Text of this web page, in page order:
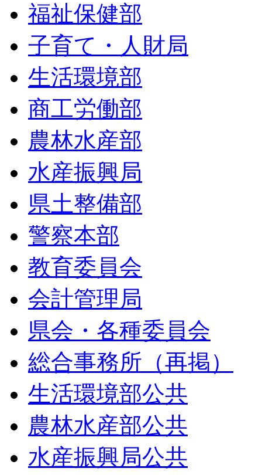
福祉保健部
子育て・人財局
生活環境部
商工労働部
農林水産部
水産振興局
県土整備部
警察本部
教育委員会
会計管理局
県会・各種委員会
総合事務所（再掲）
生活環境部公共
農林水産部公共
水産振興局公共